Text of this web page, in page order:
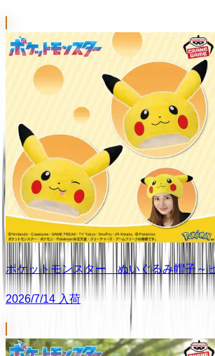
ポケットモンスター ぬいぐるみ帽子～
2026/7/14 入荷